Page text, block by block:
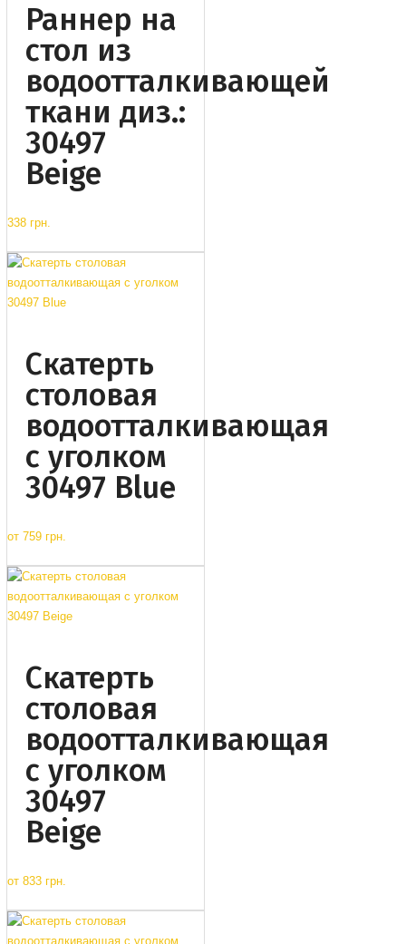
Раннер на
стол из
водоотталкивающей
ткани диз.:
30497
Beige
338 грн.
Cкатерть
столовая
водоотталкивающая
с уголком
30497 Blue
от 759 грн.
Cкатерть
столовая
водоотталкивающая
с уголком
30497
Beige
от 833 грн.